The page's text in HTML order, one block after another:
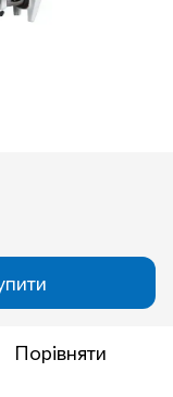
Порівняти